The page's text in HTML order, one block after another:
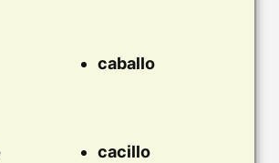
caballo
cacillo